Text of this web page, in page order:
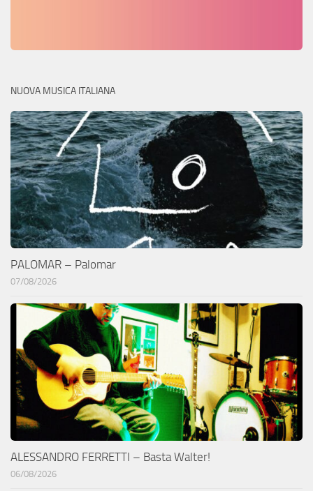
NUOVA MUSICA ITALIANA
PALOMAR – Palomar
07/08/2026
ALESSANDRO FERRETTI – Basta Walter!
06/08/2026